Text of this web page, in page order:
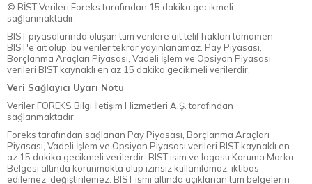
© BİST Verileri Foreks tarafından 15 dakika gecikmeli
sağlanmaktadır.
BIST piyasalarında oluşan tüm verilere ait telif hakları tamamen
BIST'e ait olup, bu veriler tekrar yayınlanamaz. Pay Piyasası,
Borçlanma Araçları Piyasası, Vadeli İşlem ve Opsiyon Piyasası
verileri BIST kaynaklı en az 15 dakika gecikmeli verilerdir.
Veri Sağlayıcı Uyarı Notu
Veriler FOREKS Bilgi İletişim Hizmetleri A.Ş. tarafından
sağlanmaktadır.
Foreks tarafından sağlanan Pay Piyasası, Borçlanma Araçları
Piyasası, Vadeli İşlem ve Opsiyon Piyasası verileri BIST kaynaklı en
az 15 dakika gecikmeli verilerdir. BIST isim ve logosu Koruma Marka
Belgesi altında korunmakta olup izinsiz kullanılamaz, iktibas
edilemez, değiştirilemez. BIST ismi altında açıklanan tüm belgelerin